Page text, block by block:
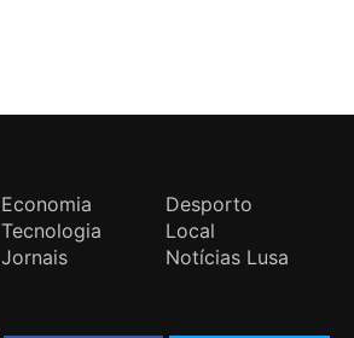
Economia
Desporto
Tecnologia
Local
Jornais Notícias Lusa